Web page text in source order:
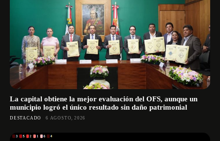
La capital obtiene la mejor evaluación del OFS, aunque un
municipio logró el único resultado sin daño patrimonial
DESTACADO 6 AGOSTO, 2026